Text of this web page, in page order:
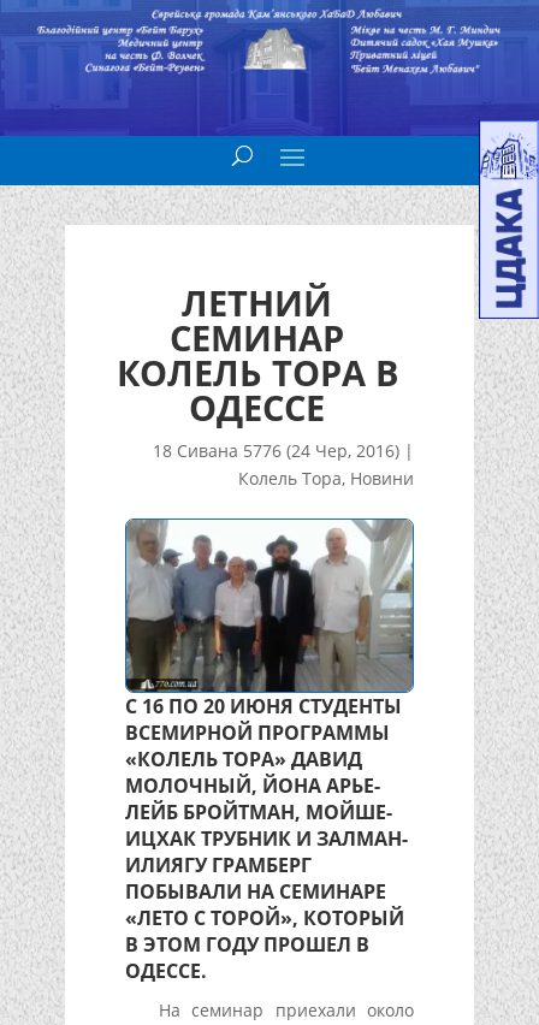
ЛЕТНИЙ
СЕМИНАР
КОЛЕЛЬ ТОРА В
ОДЕССЕ
18 Сивана 5776 (24 Чер, 2016) |
Колель Тора, Новини
С 16 ПО 20 ИЮНЯ СТУДЕНТЫ
ВСЕМИРНОЙ ПРОГРАММЫ
«КОЛЕЛЬ ТОРА» ДАВИД
МОЛОЧНЫЙ, ЙОНА АРЬЕ-
ЛЕЙБ БРОЙТМАН, МОЙШЕ-
ИЦХАК ТРУБНИК И ЗАЛМАН-
ИЛИЯГУ ГРАМБЕРГ
ПОБЫВАЛИ НА СЕМИНАРЕ
«ЛЕТО С ТОРОЙ», КОТОРЫЙ
В ЭТОМ ГОДУ ПРОШЕЛ В
ОДЕССЕ.
На семинар приехали около